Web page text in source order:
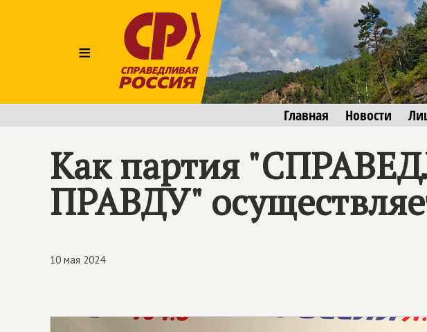
≡
Главная Новости
Как партия "
ПРАВДУ"
10 мая 2024